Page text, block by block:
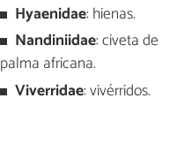
Hyaenidae: hienas.
Nandiniidae: civeta de
palma africana.
Viverridae: vivérridos.